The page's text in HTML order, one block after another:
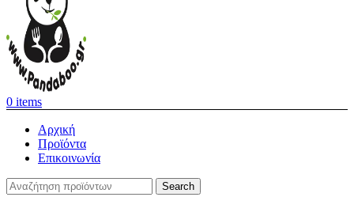
0 items
Αρχική
Προϊόντα
Επικοινωνία
Search